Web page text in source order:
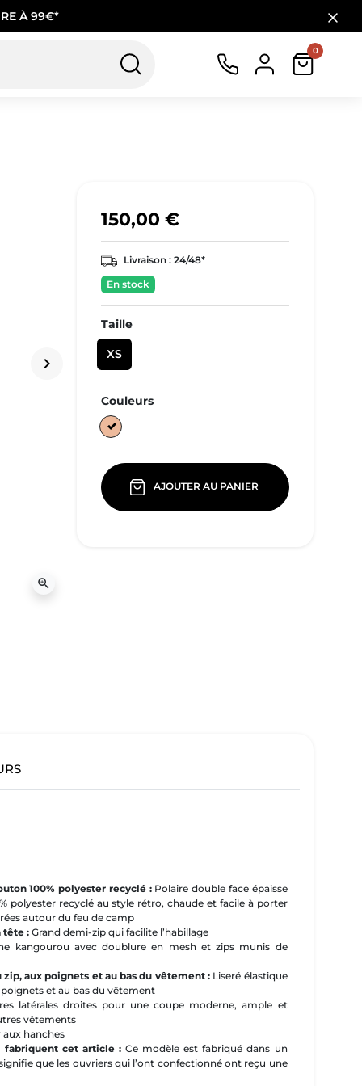
À 99€*
0
Suivant
keyboard_arrow_right
zoom_in
150,00 €
Livraison :24/48*
En stock
Taille
XS
Couleurs
Beige
AJOUTER AU PANIER
100% polyester recyclé : Polaire double face épaisse
polyester recyclé au style rétro, chaude et facile à porter
autour du feu de camp
tête : Grand demi-zip qui facilite l’habillage
kangourou avec doublure en mesh et zips munis de
aux poignets et au bas du vêtement : Liseré élastique
et au bas du vêtement
latérales droites pour une coupe moderne, ample et
vêtements
hanches
fabriquent cet article :Ce modèle est fabriqué dans un
que les ouvriers qui l’ont confectionné ont reçu une